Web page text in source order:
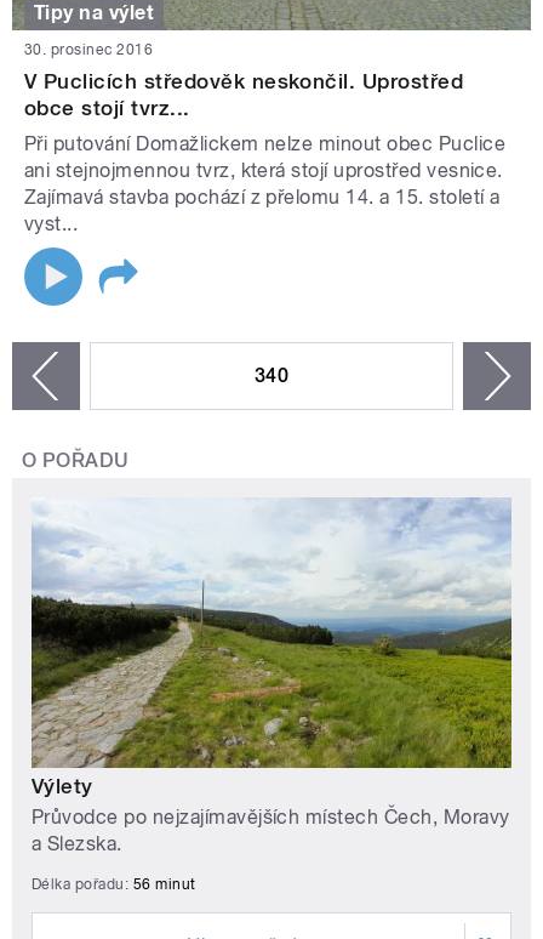
Tipy na výlet
30. prosinec 2016
V Puclicích středověk neskončil. Uprostřed
obce stojí tvrz...
Při putování Domažlickem nelze minout obec Puclice
ani stejnojmennou tvrz, která stojí uprostřed vesnice.
Zajímavá stavba pochází z přelomu 14. a 15. století a
vyst...
340
O POŘADU
Výlety
Průvodce po nejzajímavějších místech Čech, Moravy
a Slezska.
Délka pořadu: 56 minut